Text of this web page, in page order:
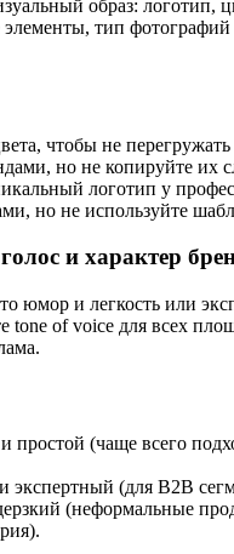
образ: логотип,
тип фотографий
чтобы не перегружать
но не копируйте их
логотип у
но не используйте
и характер
юмор и легкость или
tone of voice для всех
(чаще всего
(для B2B
(неформальные